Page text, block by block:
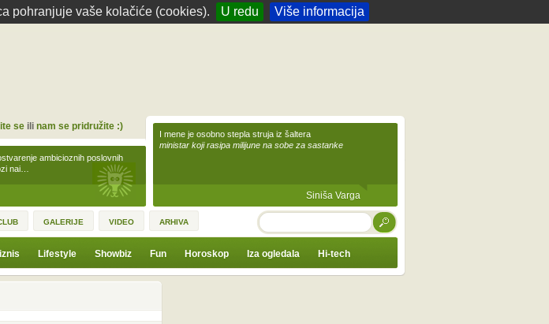
pohranjuje vaše kolačiće (cookies). U redu Više informacija
ambicioznih poslovnih
nai…
seili nam se pridružite :)
I mene je osobno stepla struja iz šaltera
ministar koji rasipa milijune na sobe za sastanke
Siniša Varga
GALERIJE VIDEO ARHIVA TRAŽI
Lifestyle Showbiz Fun Horoskop Iza ogledala Hi-tech